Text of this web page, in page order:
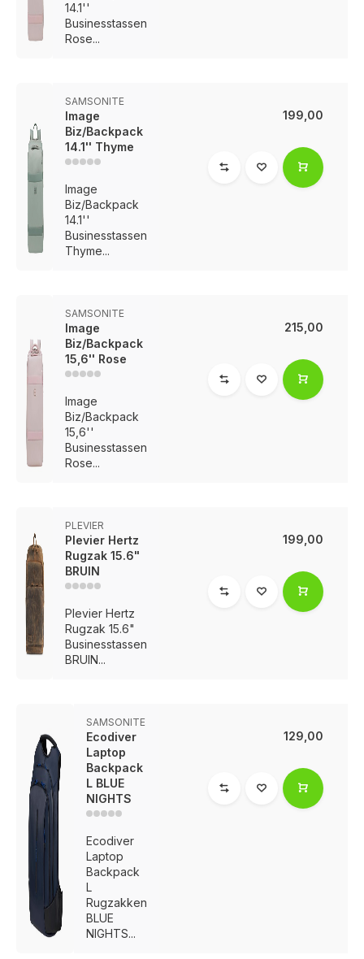
14.1''
Businesstassen
Rose...
SAMSONITE
Image
Biz/Backpack
14.1'' Thyme
Image
Biz/Backpack
14.1''
Businesstassen
Thyme...
199,00
SAMSONITE
Image
Biz/Backpack
15,6'' Rose
Image
Biz/Backpack
15,6''
Businesstassen
Rose...
215,00
PLEVIER
Plevier Hertz
Rugzak 15.6"
BRUIN
Plevier Hertz
Rugzak 15.6"
Businesstassen
BRUIN...
199,00
SAMSONITE
Ecodiver
Laptop
Backpack
L BLUE
NIGHTS
Ecodiver
Laptop
Backpack
L
Rugzakken
BLUE
NIGHTS...
129,00